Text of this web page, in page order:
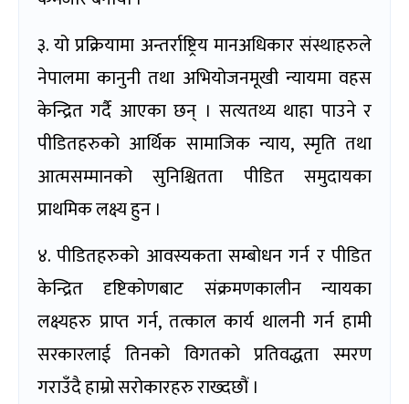
३. यो प्रक्रियामा अन्तर्राष्ट्रिय मानअधिकार संस्थाहरुले
नेपालमा कानुनी तथा अभियोजनमूखी न्यायमा वहस
केन्द्रित गर्दै आएका छन् । सत्यतथ्य थाहा पाउने र
पीडितहरुको आर्थिक सामाजिक न्याय, स्मृति तथा
आत्मसम्मानको सुनिश्चितता पीडित समुदायका
प्राथमिक लक्ष्य हुन ।
४. पीडितहरुको आवस्यकता सम्बोधन गर्न र पीडित
केन्द्रित दृष्टिकोणबाट संक्रमणकालीन न्यायका
लक्ष्यहरु प्राप्त गर्न, तत्काल कार्य थालनी गर्न हामी
सरकारलाई तिनको विगतको प्रतिवद्धता स्मरण
गराउँदै हाम्रो सरोकारहरु राख्दछौं ।